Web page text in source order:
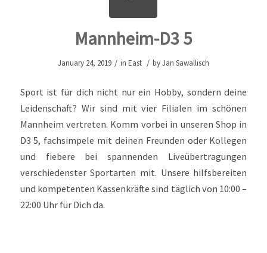
Mannheim-D3 5
January 24, 2019 / in East / byJan Sawallisch
Sport ist für dich nicht nur ein Hobby, sondern deine
Leidenschaft? Wir sind mit vier Filialen im schönen
Mannheim vertreten. Komm vorbei in unseren Shop in
D3 5, fachsimpele mit deinen Freunden oder Kollegen
und fiebere bei spannenden Liveübertragungen
verschiedenster Sportarten mit. Unsere hilfsbereiten
und kompetenten Kassenkräfte sind täglich von 10:00 –
22:00 Uhr für Dich da.